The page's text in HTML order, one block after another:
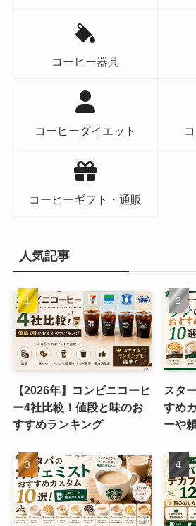
コーヒー器具
コーヒーダイエット
コーヒーギフト・通販
人気記事
【2026年】コンビニコーヒ
ー4社比較！値段と味のお
すすめランキング
スタ
すめ
ーや